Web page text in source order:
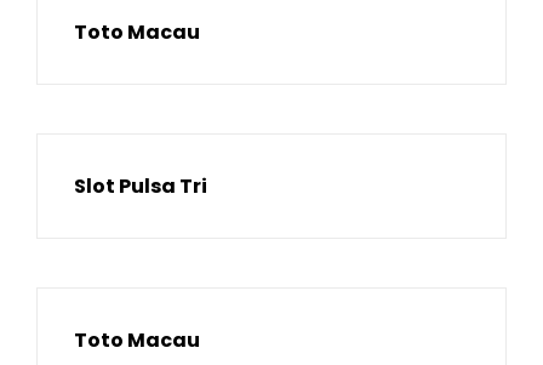
Toto Macau
Slot Pulsa Tri
Toto Macau